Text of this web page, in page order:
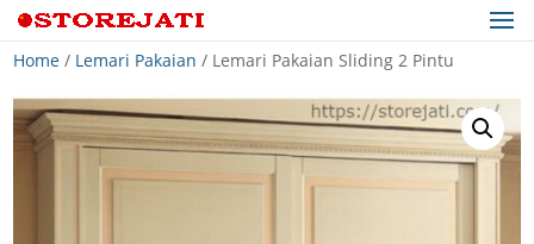
Home / Lemari Pakaian / Lemari Pakaian Sliding 2 Pintu